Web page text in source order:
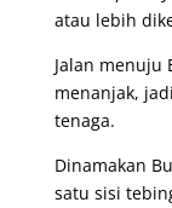
atau lebih
Jalan menuju
menanjak,
tenaga.
Dinamakan
satu sisi